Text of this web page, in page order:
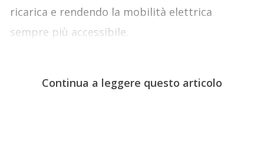
ricarica e rendendo la mobilità elettrica
sempre più accessibile.
Continua a leggere questo articolo